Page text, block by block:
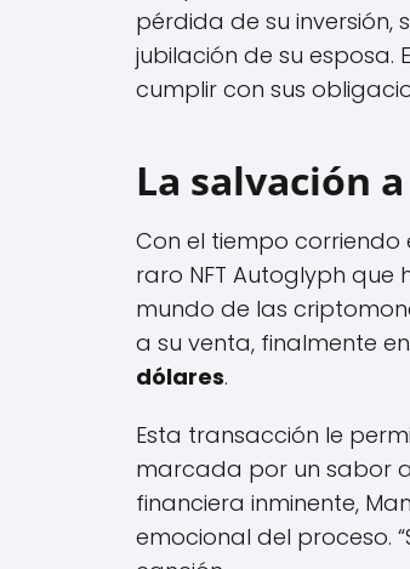
pérdida de su
jubilación de su esposa.
cumplir con sus
La salvación
Con el tiempo corriendo
raro NFT Autoglyph que
mundo de las
a su venta, finalmente
dólares.
Esta transacción le
marcada por un sabor
financiera inminente,
emocional del proceso.